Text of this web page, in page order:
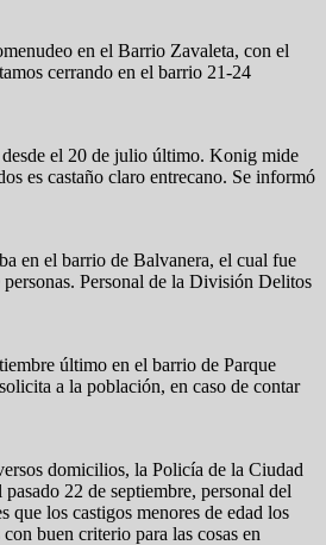
en el Barrio Zavaleta, con el
cerrando en el barrio 21-24
el 20 de julio último. Konig mide
es castaño claro entrecano. Se informó
en el barrio de Balvanera, el cual fue
Personal de la División Delitos
último en el barrio de Parque
a la población, en caso de contar
domicilios, la Policía de la Ciudad
22 de septiembre, personal del
que los castigos menores de edad los
buen criterio para las cosas en